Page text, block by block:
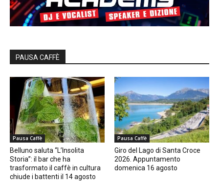
PAUSA CAFFÈ
Pausa Caffè
Belluno saluta “L’Insolita
Storia”: il bar che ha
trasformato il caffè in cultura
chiude i battenti il 14 agosto
Pausa Caffè
Giro del Lago di Santa Croce
2026. Appuntamento
domenica 16 agosto